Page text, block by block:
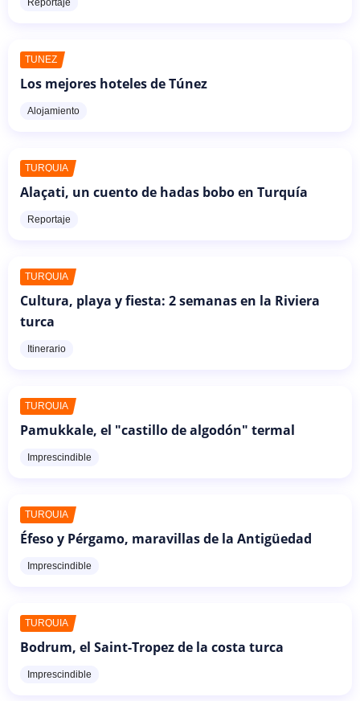
Reportaje
TÚNEZ
Los mejores hoteles de Túnez
Alojamiento
TURQUÍA
Alaçati, un cuento de hadas bobo en Turquía
Reportaje
TURQUÍA
Cultura, playa y fiesta: 2 semanas en la Riviera
turca
Itinerario
TURQUÍA
Pamukkale, el "castillo de algodón" termal
Imprescindible
TURQUÍA
Éfeso y Pérgamo, maravillas de la Antigüedad
Imprescindible
TURQUÍA
Bodrum, el Saint-Tropez de la costa turca
Imprescindible